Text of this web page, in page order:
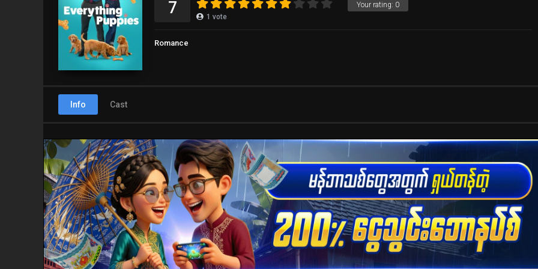
Your rating: 0
7 1 vote
Romance
Info Cast